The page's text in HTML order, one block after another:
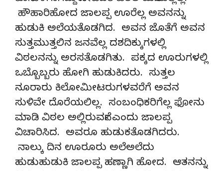
ಹೌಹಾರಿಹೋದ ಜಾಲಪ್ಪ ಊರೆಲ್ಲ ಅವನನ್ನು
ಹುಡುಕಿ ಅಲೆಯತೊಡಗಿದ. ಅವನ ಜೊತೆಗೆ ಅವನ
ಸುತ್ತಮುತ್ತಲಿನ ಜನವೆಲ್ಲ ದಶದಿಕ್ಕುಗಳಲ್ಲಿ
ವಿಠಲನನ್ನು ಅರಸತೊಡಗಿತು. ಪಕ್ಕದ ಊರುಗಳಲ್ಲಿ
ಒಬ್ಬೊಬ್ಬರು ಹೋಗಿ ಹುಡುಕಿದರು. ಸುತ್ತಲ
ನೂರಾರು ಕಿಲೋಮೀಟರುಗಳವರೆಗೆ ಅವನ
ಸುಳಿವೇ ದೊರೆಯಲಿಲ್ಲ. ಸಂಬಂಧಿಕರಿಗೆಲ್ಲ ಫೋನು
ಮಾಡಿ ವಿಠಲ ಅಲ್ಲಿರುವನೇ ಎಂದು ಜಾಲಪ್ಪ
ವಿಚಾರಿಸಿದ. ಅವರೂ ಹುಡುಕತೊಡಗಿದರು.
ನಾಲ್ಕು ದಿನ ಊರೂರು ಅಲೆಅಲೆದು
ಹುಡುಹುಡುಕಿ ಜಾಲಪ್ಪ ಹಣ್ಣಾಗಿ ಹೋದ. ಆತನನ್ನು